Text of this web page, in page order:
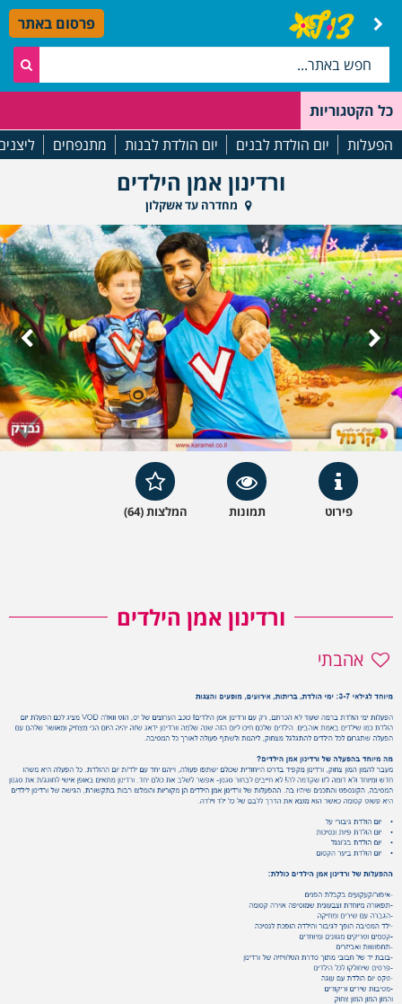
פרסום באתר
כל הקטגוריות
הפעלות
יום הולדת לבנים יום הולדת לבנות מתנפחים
ורדינון אמן הילדים
מחדרה עד אשקלון
פירוט תמונות המלצות (64)
ורדינון אמן הילדים
אהבתי